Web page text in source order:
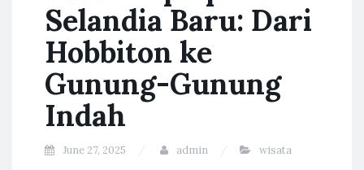
Selandia Baru: Dari
Hobbiton ke
Gunung-Gunung
Indah
June 27, 2025 admin wisata